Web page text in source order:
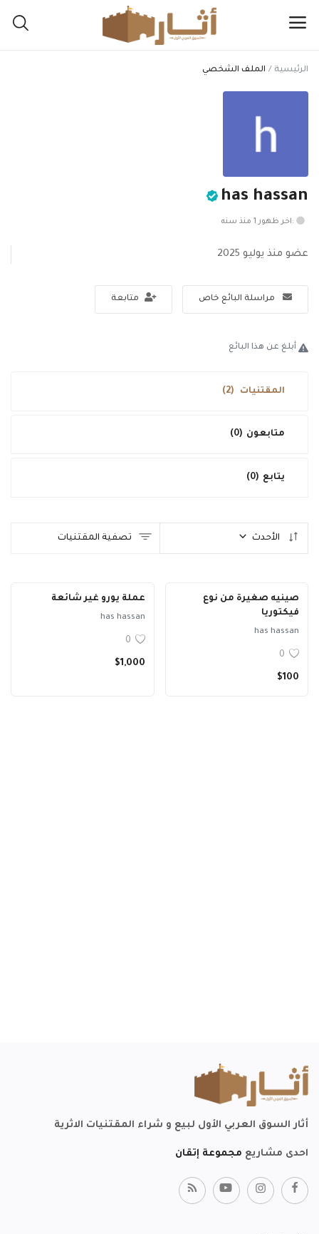
هنا
التصنيفات
المدونة
الدخول
الرئيسية الملف الشخصي
has hassan
:اخر ظهور 1 منذ سنه
عضو منذ يوليو 2025
مراسلة البائع خاص متابعة
أبلغ عن هذا البائع
المقتنيات (2)
متابعون (0)
يتابع (0)
تصفية المقتنيات
صينيه صغيرة من نوع
فيكتوريا
has hassan
$100
عملة يورو غير شائعة
has hassan
$1,000
أثار السوق العربي الأول لبيع و شراء المقتنيات الاثرية
احدى مشاريع مجموعة إتقان